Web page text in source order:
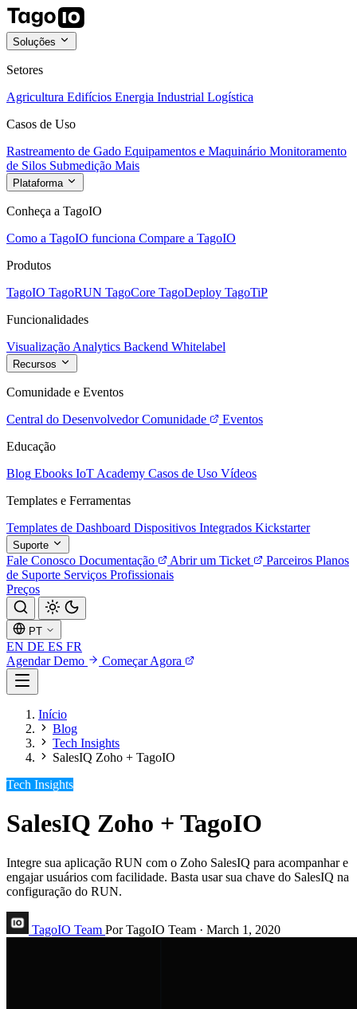
Soluções
Setores
Agricultura Edifícios Energia Industrial Logística
Casos de Uso
Rastreamento de Gado Equipamentos e Maquinário Monitoramento
de Silos Submedição Mais
Plataforma
Conheça a TagoIO
Como a TagoIO funciona Compare a TagoIO
Produtos
TagoIO TagoRUN TagoCore TagoDeploy TagoTiP
Funcionalidades
Visualização Analytics Backend Whitelabel
Recursos
Comunidade e Eventos
Central do Desenvolvedor Comunidade
Eventos
Educação
Blog Ebooks IoT Academy Casos de Uso Vídeos
Templates e Ferramentas
Templates de Dashboard Dispositivos Integrados Kickstarter
Suporte
Fale Conosco Documentação Abrir um Ticket Parceiros Planos
de Suporte Serviços Profissionais
Preços
PT
EN DE ES FR
Agendar Demo
Começar Agora
Início
Blog
Tech Insights
SalesIQ Zoho + TagoIO
Tech Insights
SalesIQ Zoho + TagoIO
Integre sua aplicação RUN com o Zoho SalesIQ para acompanhar e
engajar usuários com facilidade. Basta usar sua chave do SalesIQ na
configuração do RUN.
TagoIO Team Por TagoIO Team · March 1, 2020